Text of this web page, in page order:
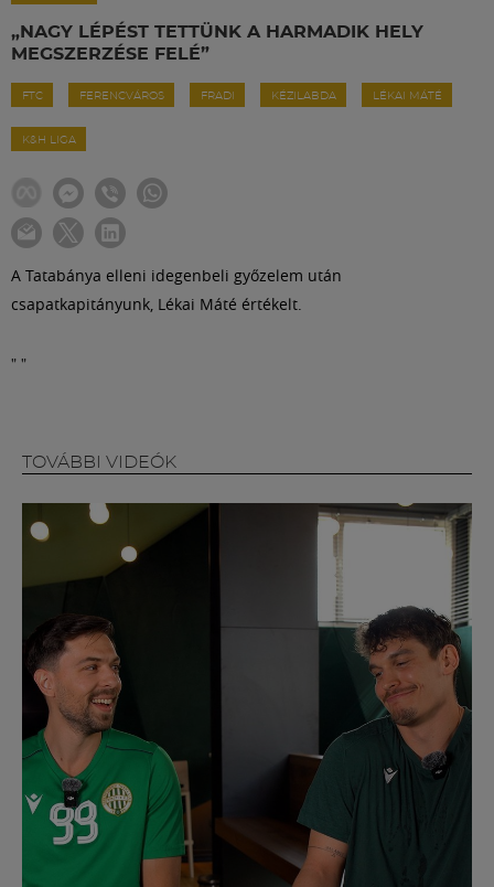
„NAGY LÉPÉST TETTÜNK A HARMADIK HELY
MEGSZERZÉSE FELÉ”
FTC FERENCVÁROS FRADI KÉZILABDA LÉKAI MÁTÉ
K&H LIGA
A Tatabánya elleni idegenbeli győzelem után
csapatkapitányunk, Lékai Máté értékelt.
" "
TOVÁBBI VIDEÓK
Szakosztályok
Meccscenter
Klub
Múzeum
English